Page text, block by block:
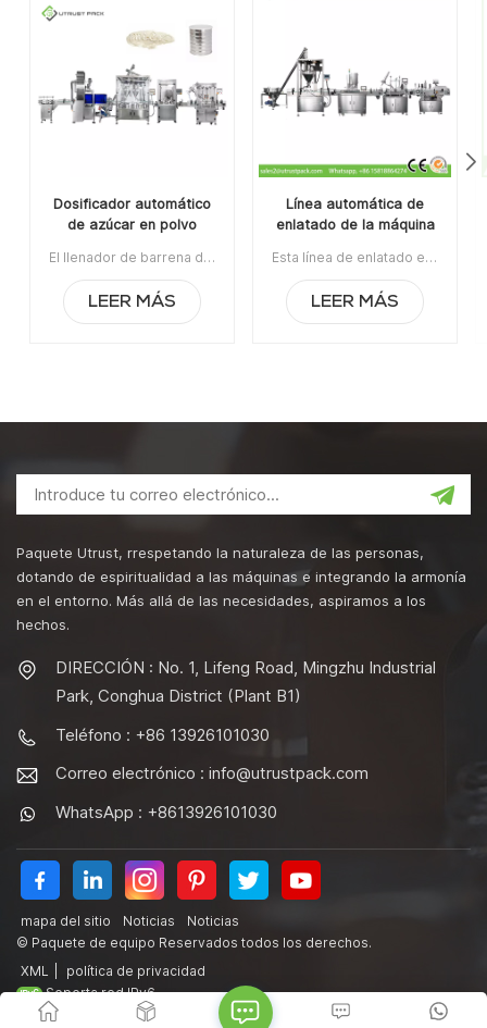
Dosificador automático
de azúcar en polvo
latas con transportador
de tornillo
El llenador de barrena de azúcar en polvo con dosificador pequeño automático para latas con transportador de tornillo se usa ampliamente en las industrias alimentaria, farmacéutica y química aplicable para latas, botellas, frascos y tubos de plástico, estaño, aluminio y papel. Artículo No:UT0AGZ1La orden mínima:1Pago: T/TPuerto de embarque:Cantón Región original: Guangzhou, ChinaTiempo de espera:30 días después de recibir el depósito
LEER MÁS
Línea automática de
enlatado de la máquina
fino de harina de trigo
para la venta
Esta línea de enlatado es adecuada para llenar y sellar latas, frascos de vidrio, hojalata con metal en polvo, como leche en polvo, albúmina en polvo, café, etc.La orden mínima:1Pago:T/TPuerto de embarque:CantónRegión original:PorcelanaTiempo de espera:15 días después de recibir el depósito
LEER MÁS
Paquete Utrust, rrespetando la naturaleza de las personas,
dotando de espiritualidad a las máquinas e integrando la armonía
en el entorno. Más allá de las necesidades, aspiramos a los
hechos.
DIRECCIÓN : No. 1, Lifeng Road, Mingzhu Industrial
Park, Conghua District (Plant B1)
Teléfono : +86 13926101030
Correo electrónico : info@utrustpack.com
WhatsApp : +8613926101030
mapa del sitio Noticias
Noticias
© Paquete de equipo Reservados todos los derechos.
XML
política de privacidad
Soporta red IPv6